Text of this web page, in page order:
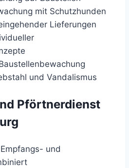
mit Schutzhunden
Lieferungen
und Vandalismus
Pförtnerdienst
und